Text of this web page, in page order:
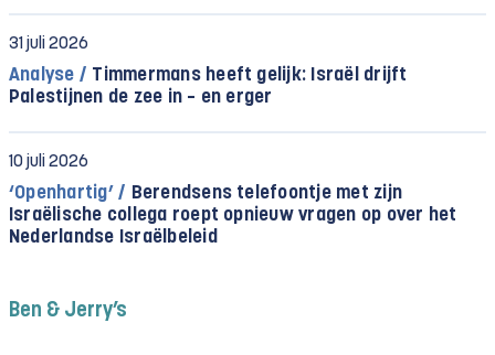
31 juli 2026
Analyse / Timmermans heeft gelijk: Israël drijft
Palestijnen de zee in – en erger
10 juli 2026
‘Openhartig’ / Berendsens telefoontje met zijn
Israëlische collega roept opnieuw vragen op over het
Nederlandse Israëlbeleid
Ben & Jerry’s